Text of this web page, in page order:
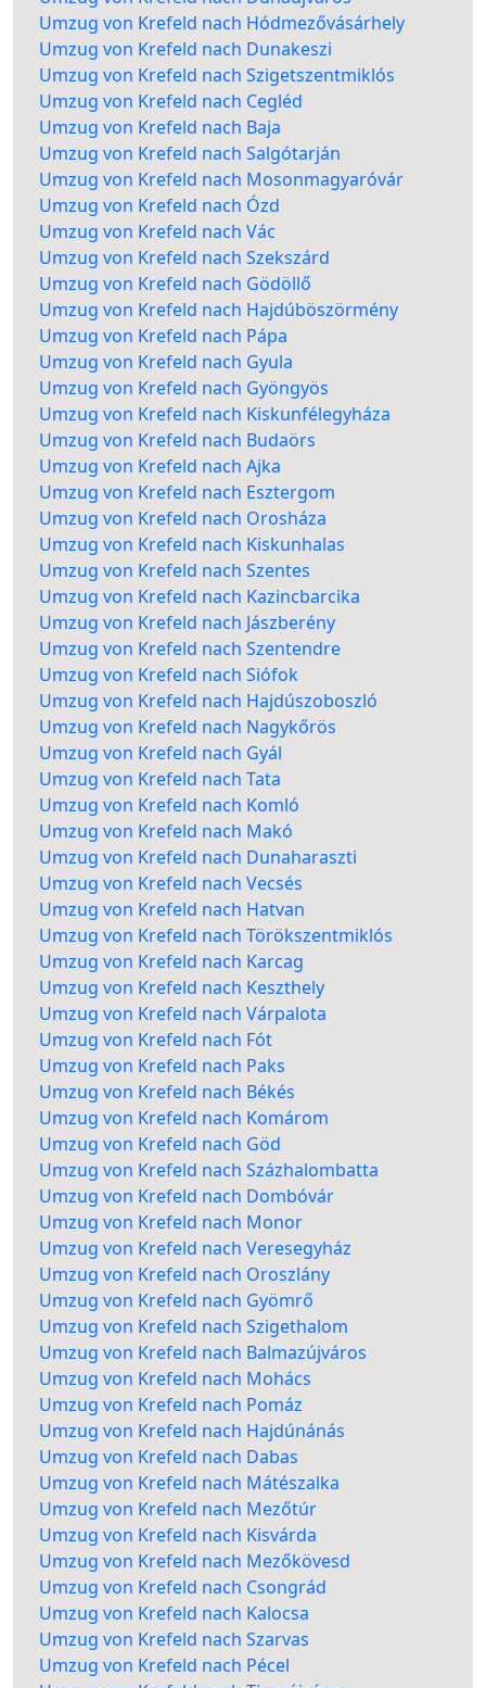
Umzug von Krefeld nach Hódmezővásárhely
Umzug von Krefeld nach Dunakeszi
Umzug von Krefeld nach Szigetszentmiklós
Umzug von Krefeld nach Cegléd
Umzug von Krefeld nach Baja
Umzug von Krefeld nach Salgótarján
Umzug von Krefeld nach Mosonmagyaróvár
Umzug von Krefeld nach Ózd
Umzug von Krefeld nach Vác
Umzug von Krefeld nach Szekszárd
Umzug von Krefeld nach Gödöllő
Umzug von Krefeld nach Hajdúböszörmény
Umzug von Krefeld nach Pápa
Umzug von Krefeld nach Gyula
Umzug von Krefeld nach Gyöngyös
Umzug von Krefeld nach Kiskunfélegyháza
Umzug von Krefeld nach Budaörs
Umzug von Krefeld nach Ajka
Umzug von Krefeld nach Esztergom
Umzug von Krefeld nach Orosháza
Umzug von Krefeld nach Kiskunhalas
Umzug von Krefeld nach Szentes
Umzug von Krefeld nach Kazincbarcika
Umzug von Krefeld nach Jászberény
Umzug von Krefeld nach Szentendre
Umzug von Krefeld nach Siófok
Umzug von Krefeld nach Hajdúszoboszló
Umzug von Krefeld nach Nagykőrös
Umzug von Krefeld nach Gyál
Umzug von Krefeld nach Tata
Umzug von Krefeld nach Komló
Umzug von Krefeld nach Makó
Umzug von Krefeld nach Dunaharaszti
Umzug von Krefeld nach Vecsés
Umzug von Krefeld nach Hatvan
Umzug von Krefeld nach Törökszentmiklós
Umzug von Krefeld nach Karcag
Umzug von Krefeld nach Keszthely
Umzug von Krefeld nach Várpalota
Umzug von Krefeld nach Fót
Umzug von Krefeld nach Paks
Umzug von Krefeld nach Békés
Umzug von Krefeld nach Komárom
Umzug von Krefeld nach Göd
Umzug von Krefeld nach Százhalombatta
Umzug von Krefeld nach Dombóvár
Umzug von Krefeld nach Monor
Umzug von Krefeld nach Veresegyház
Umzug von Krefeld nach Oroszlány
Umzug von Krefeld nach Gyömrő
Umzug von Krefeld nach Szigethalom
Umzug von Krefeld nach Balmazújváros
Umzug von Krefeld nach Mohács
Umzug von Krefeld nach Pomáz
Umzug von Krefeld nach Hajdúnánás
Umzug von Krefeld nach Dabas
Umzug von Krefeld nach Mátészalka
Umzug von Krefeld nach Mezőtúr
Umzug von Krefeld nach Kisvárda
Umzug von Krefeld nach Mezőkövesd
Umzug von Krefeld nach Csongrád
Umzug von Krefeld nach Kalocsa
Umzug von Krefeld nach Szarvas
Umzug von Krefeld nach Pécel